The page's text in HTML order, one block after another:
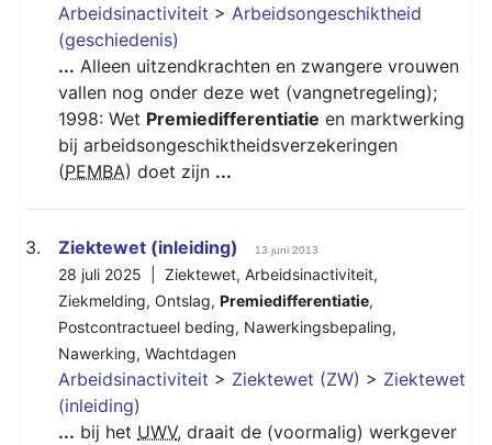
Arbeidsinactiviteit > Arbeidsongeschiktheid
(geschiedenis)
... Alleen uitzendkrachten en zwangere vrouwen
vallen nog onder deze wet (vangnetregeling);
1998: Wet Premiedifferentiatie en marktwerking
bij arbeidsongeschiktheidsverzekeringen
(PEMBA) doet zijn ...
3. Ziektewet (inleiding) 13 juni 2013
28 juli 2025 | Ziektewet, Arbeidsinactiviteit,
Ziekmelding, Ontslag, Premiedifferentiatie,
Postcontractueel beding, Nawerkingsbepaling,
Nawerking, Wachtdagen
Arbeidsinactiviteit > Ziektewet (ZW) > Ziektewet
(inleiding)
... bij het UWV, draait de (voormalig) werkgever